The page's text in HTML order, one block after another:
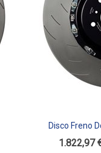
Añadir Al
Disco Freno
1.822,97